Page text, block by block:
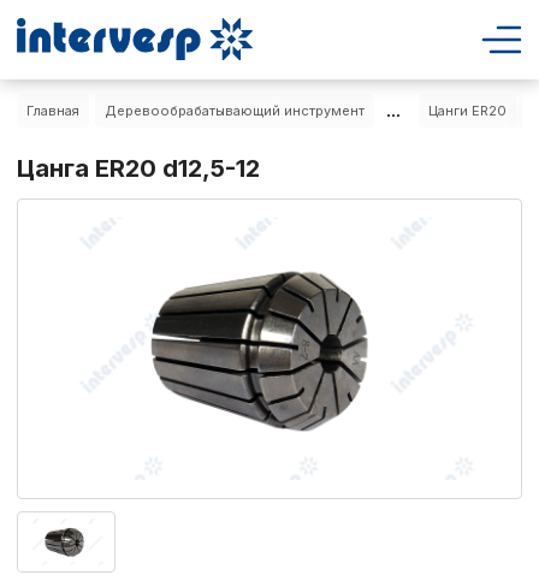
Главная Деревообрабатывающий инструмент ... Цанги ER20
Цанга ER20 d12,5-12